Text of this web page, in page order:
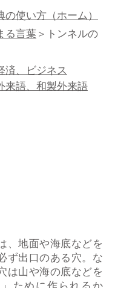
の使い方（ホーム）
る言葉＞トンネルの
済、ビジネス
来語、和製外来語
、地面や海底などを
ず出口のある穴。な
は山や海の底などを